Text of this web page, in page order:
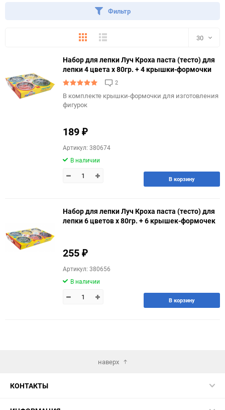
Фильтр
ПлиткаПодробно 30
30
Набор для лепки Луч Кроха паста (тесто) для
лепки 4 цвета х 80гр. + 4 крышки-формочки
2
В комплекте крышки-формочки для изготовления
фигурок
189 ₽
Артикул: 380674
В наличии
В корзину
Набор для лепки Луч Кроха паста (тесто) для
лепки 6 цветов х 80гр. + 6 крышек-формочек
255 ₽
Артикул: 380656
В наличии
В корзину
наверх
КОНТАКТЫ